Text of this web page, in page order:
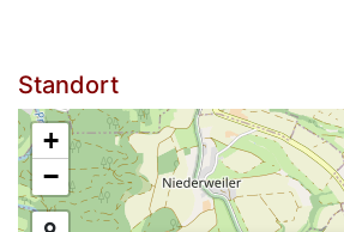
Standort
+
−